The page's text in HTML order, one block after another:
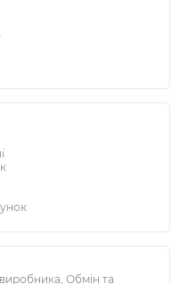
виробника, Обмін та